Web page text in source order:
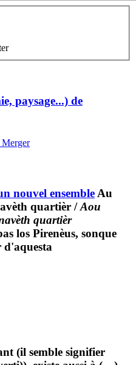
paysage...) de
Merger
nouvel ensemble Au
quartièr /Aou
quartièr
los Pirenèus, sonque
d'aquesta
(il semble signifier